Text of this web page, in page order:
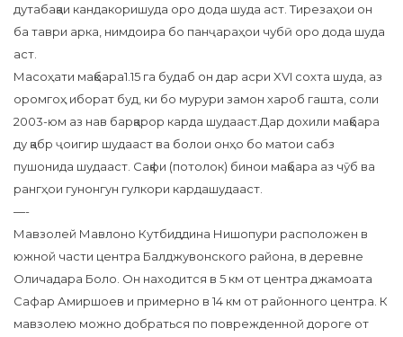
дутабақаи кандакоришуда оро дода шуда аст. Тирезаҳои он
ба таври арка, нимдоира бо панҷараҳои чубӣ оро дода шуда
аст.
Масоҳати мақбара1.15 га будаб он дар асри XVI сохта шуда, аз
оромгоҳ иборат буд, ки бо мурури замон хароб гашта, соли
2003-юм аз нав барқарор карда шудааст.Дар дохили мақбара
ду қабр ҷоигир шудааст ва болои онҳо бо матои сабз
пушонида шудааст. Сақфи (потолок) бинои мақбара аз чӯб ва
рангҳои гунонгун гулкори кардашудааст.
—-
Мавзолей Мавлоно Кутбиддина Нишопури расположен в
южной части центра Балджувонского района, в деревне
Оличадара Боло. Он находится в 5 км от центра джамоата
Сафар Амиршоев и примерно в 14 км от районного центра. К
мавзолею можно добраться по поврежденной дороге от